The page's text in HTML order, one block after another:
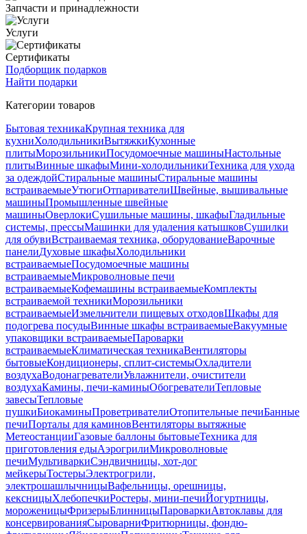
Запчасти и принадлежности
Услуги
Сертификаты
Подборщик подарков
Найти подарки
Категории товаров
Бытовая техникаКрупная техника для
кухниХолодильникиВытяжкиКухонные
плитыМорозильникиПосудомоечные машиныНастольные
плитыВинные шкафыМини-холодильникиТехника для ухода
за одеждойСтиральные машиныСтиральные машины
встраиваемыеУтюгиОтпаривателиШвейные, вышивальные
машиныПромышленные швейные
машиныОверлокиСушильные машины, шкафыГладильные
системы, прессыМашинки для удаления катышковСушилки
для обувиВстраиваемая техника, оборудованиеВарочные
панелиДуховые шкафыХолодильники
встраиваемыеПосудомоечные машины
встраиваемыеМикроволновые печи
встраиваемыеКофемашины встраиваемыеКомплекты
встраиваемой техникиМорозильники
встраиваемыеИзмельчители пищевых отходовШкафы для
подогрева посудыВинные шкафы встраиваемыеВакуумные
упаковщики встраиваемыеПароварки
встраиваемыеКлиматическая техникаВентиляторы
бытовыеКондиционеры, сплит-системыОхладители
воздухаВодонагревателиУвлажнители, очистители
воздухаКамины, печи-каминыОбогревателиТепловые
завесыТепловые
пушкиБиокаминыПроветривателиОтопительные печиБанные
печиПорталы для каминовВентиляторы вытяжные
МетеостанцииГазовые баллоны бытовыеТехника для
приготовления едыАэрогрилиМикроволновые
печиМультиваркиСэндвичницы, хот-дог
мейкерыТостерыЭлектрогрили,
электрошашлычницыВафельницы, орешницы,
кексницыХлебопечкиРостеры, мини-печиЙогуртницы,
мороженицыФризерыБлинницыПароваркиАвтоклавы для
консервированияСыроварниФритюрницы, фондю-